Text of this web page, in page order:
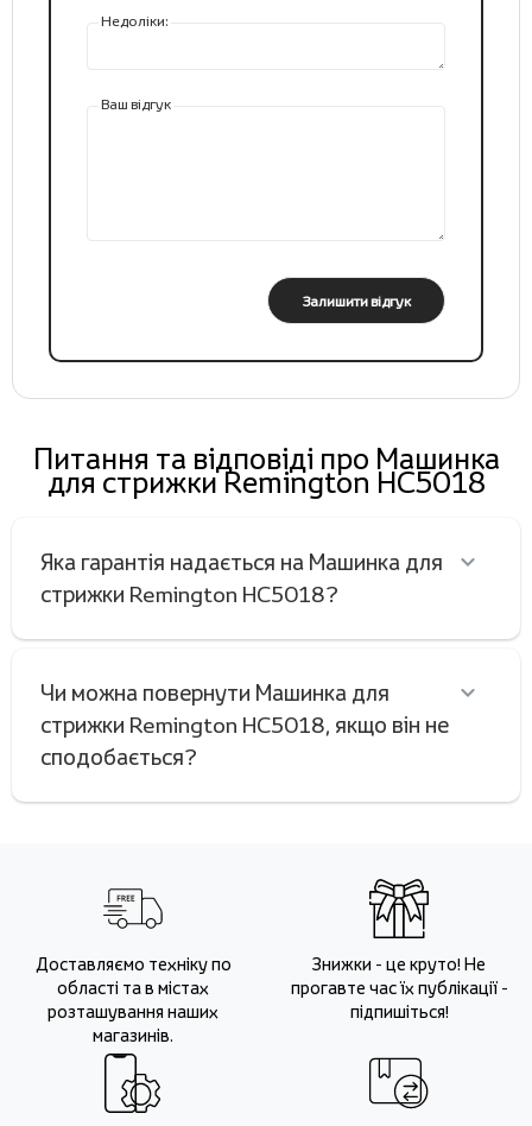
Недоліки:
Ваш відгук
Залишити відгук
Питання та відповіді про Машинка
для стрижки Remington HC5018
Яка гарантія надається на Машинка для
стрижки Remington HC5018?
Чи можна повернути Машинка для
стрижки Remington HC5018, якщо він не
сподобається?
Доставляємо техніку по
області та в містах
розташування наших
магазинів.
Знижки - це круто! Не
прогавте час їх публікації -
підпишіться!